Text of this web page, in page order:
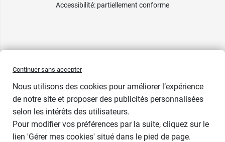
Accessibilité: partiellement conforme
Continuer sans accepter
Nous utilisons des cookies pour améliorer l’expérience
de notre site et proposer des publicités personnalisées
selon les intérêts des utilisateurs.
Pour modifier vos préférences par la suite, cliquez sur le
lien 'Gérer mes cookies' situé dans le pied de page.